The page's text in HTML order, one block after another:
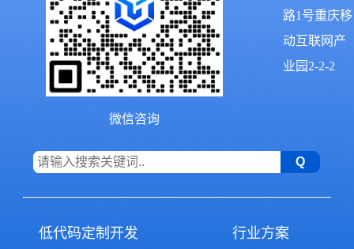
微信咨询
路1号重庆移
动互联网产
业园2-2-2
低代码定制开发 行业方案